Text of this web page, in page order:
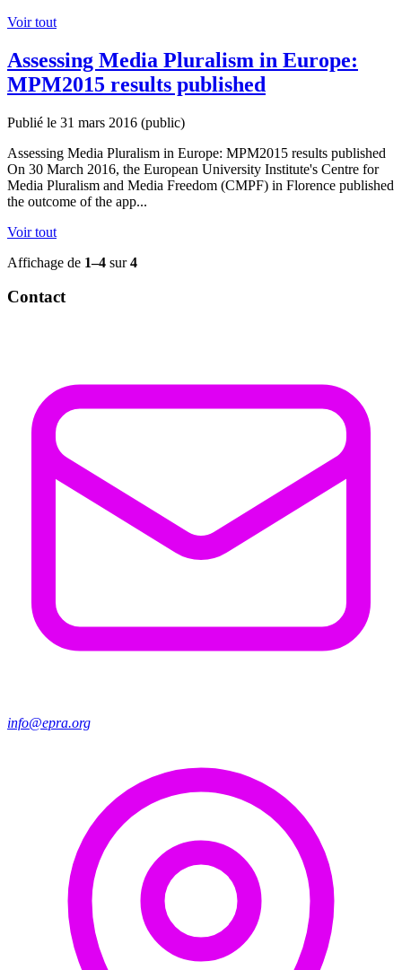
Voir tout
Assessing Media Pluralism in Europe:
MPM2015 results published
Publié le 31 mars 2016 (public)
Assessing Media Pluralism in Europe: MPM2015 results published
On 30 March 2016, the European University Institute's Centre for
Media Pluralism and Media Freedom (CMPF) in Florence published
the outcome of the app...
Voir tout
Affichage de 1–4 sur4
Contact
info@epra.org